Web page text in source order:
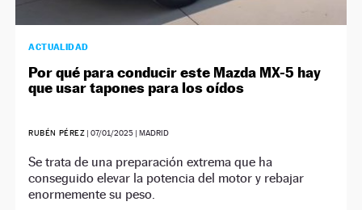
ACTUALIDAD
Por qué para conducir este Mazda MX-5 hay
que usar tapones para los oídos
RUBÉN PÉREZ |07/01/2025 | MADRID
Se trata de una preparación extrema que ha
conseguido elevar la potencia del motor y rebajar
enormemente su peso.